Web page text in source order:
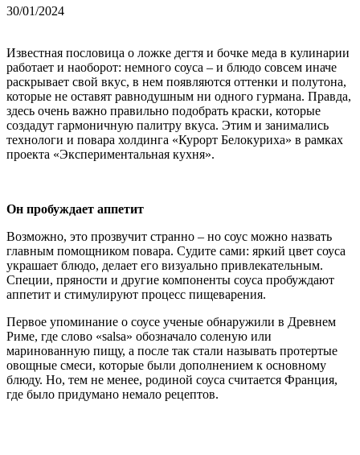
30/01/2024
Известная пословица о ложке дегтя и бочке меда в кулинарии
работает и наоборот: немного соуса – и блюдо совсем иначе
раскрывает свой вкус, в нем появляются оттенки и полутона,
которые не оставят равнодушным ни одного гурмана. Правда,
здесь очень важно правильно подобрать краски, которые
создадут гармоничную палитру вкуса. Этим и занимались
технологи и повара холдинга «Курорт Белокуриха» в рамках
проекта «Экспериментальная кухня».
Он пробуждает аппетит
Возможно, это прозвучит странно – но соус можно назвать
главным помощником повара. Судите сами: яркий цвет соуса
украшает блюдо, делает его визуально привлекательным.
Специи, пряности и другие компоненты соуса пробуждают
аппетит и стимулируют процесс пищеварения.
Первое упоминание о соусе ученые обнаружили в Древнем
Риме, где слово «salsa» обозначало соленую или
маринованную пищу, а после так стали называть протертые
овощные смеси, которые были дополнением к основному
блюду. Но, тем не менее, родиной соуса считается Франция,
где было придумано немало рецептов.